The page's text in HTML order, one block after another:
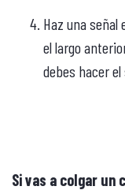
Haz una señal
el largo
debes hacer el
Si vas a colgar un